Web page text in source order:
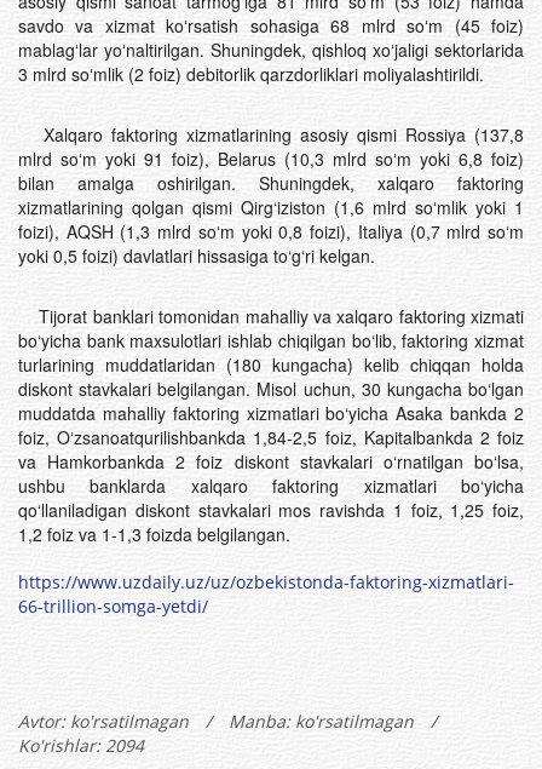
savdo va xizmat koʻrsatish sohasiga 68 mlrd soʻm (45 foiz)
mablagʻlar yoʻnaltirilgan. Shuningdek, qishloq xoʻjaligi sektorlarida
3 mlrd soʻmlik (2 foiz) debitorlik qarzdorliklari moliyalashtirildi.
Xalqaro faktoring xizmatlarining asosiy qismi Rossiya (137,8
mlrd soʻm yoki 91 foiz), Belarus (10,3 mlrd soʻm yoki 6,8 foiz)
bilan amalga oshirilgan. Shuningdek, xalqaro faktoring
xizmatlarining qolgan qismi Qirg‘iziston (1,6 mlrd soʻmlik yoki 1
foizi), AQSH (1,3 mlrd soʻm yoki 0,8 foizi), Italiya (0,7 mlrd soʻm
yoki 0,5 foizi) davlatlari hissasiga to‘g‘ri kelgan.
Tijorat banklari tomonidan mahalliy va xalqaro faktoring xizmati
bo‘yicha bank maxsulotlari ishlab chiqilgan bo‘lib, faktoring xizmat
turlarining muddatlaridan (180 kungacha) kelib chiqqan holda
diskont stavkalari belgilangan. Misol uchun, 30 kungacha bo‘lgan
muddatda mahalliy faktoring xizmatlari bo‘yicha Asaka bankda 2
foiz, Oʻzsanoatqurilishbankda 1,84-2,5 foiz, Kapitalbankda 2 foiz
va Hamkorbankda 2 foiz diskont stavkalari o‘rnatilgan bo‘lsa,
ushbu banklarda xalqaro faktoring xizmatlari bo‘yicha
qo‘llaniladigan diskont stavkalari mos ravishda 1 foiz, 1,25 foiz,
1,2 foiz va 1-1,3 foizda belgilangan.
https://www.uzdaily.uz/uz/ozbekistonda-faktoring-xizmatlari-
66-trillion-somga-yetdi/
Avtor: ko'rsatilmagan / Manba: ko'rsatilmagan
/
Ko'rishlar: 2094